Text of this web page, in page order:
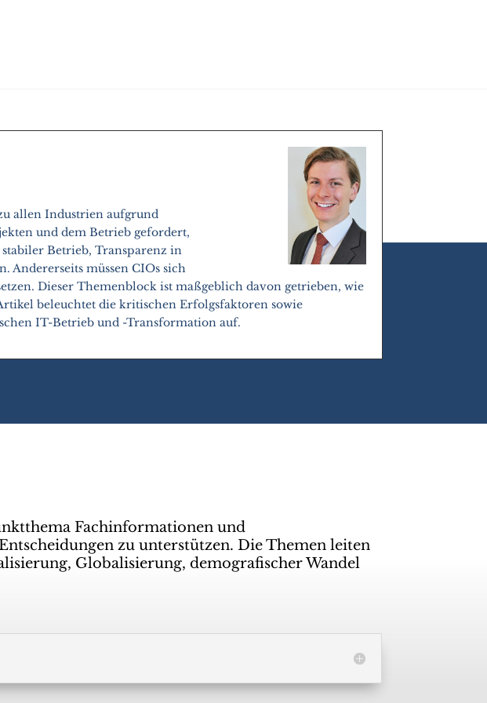
allen Industrien aufgrund
und dem Betrieb gefordert,
Betrieb, Transparenz in
Andererseits müssen CIOs sich
Dieser Themenblock ist maßgeblich davon getrieben, wie
beleuchtet die kritischen Erfolgsfaktoren sowie
IT-Betrieb und -Transformation auf.
Fachinformationen und
zu unterstützen. Die Themen leiten
Globalisierung, demografischer Wandel